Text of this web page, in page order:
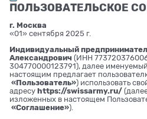
ПОЛЬЗОВАТЕЛЬСКОЕ
г. Москва
«01» сентября 2025 г.
Индивидуальный
Александрович (ИНН
304770000123791), далее именуемый
настоящим предлагает
«Пользователь») использовать
адресу https://swissarmy.ru/
изложенных в настоящем
«Соглашение»).